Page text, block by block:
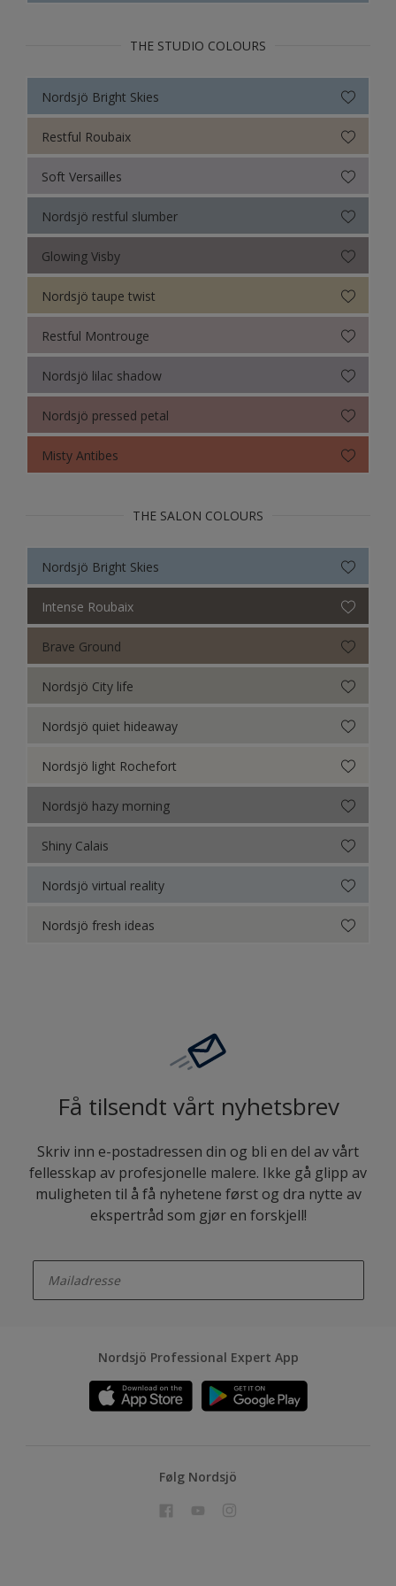
THE STUDIO COLOURS
Nordsjö Bright Skies
Restful Roubaix
Soft Versailles
Nordsjö restful slumber
Glowing Visby
Nordsjö taupe twist
Restful Montrouge
Nordsjö lilac shadow
Nordsjö pressed petal
Misty Antibes
THE SALON COLOURS
Nordsjö Bright Skies
Intense Roubaix
Brave Ground
Nordsjö City life
Nordsjö quiet hideaway
Nordsjö light Rochefort
Nordsjö hazy morning
Shiny Calais
Nordsjö virtual reality
Nordsjö fresh ideas
Få tilsendt vårt nyhetsbrev
Skriv inn e-postadressen din og bli en del av vårt
fellesskap av profesjonelle malere. Ikke gå glipp av
muligheten til å få nyhetene først og dra nytte av
ekspertråd som gjør en forskjell!
Nordsjö Professional Expert App
Følg Nordsjö